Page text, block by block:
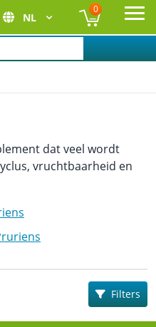
NL
0
Filters
dat veel wordt
vruchtbaarheid en